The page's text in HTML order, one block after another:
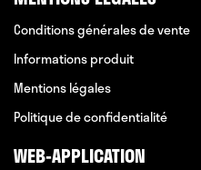
Conditions générales de vente
Informations produit
Mentions légales
Politique de confidentialité
WEB-APPLICATION